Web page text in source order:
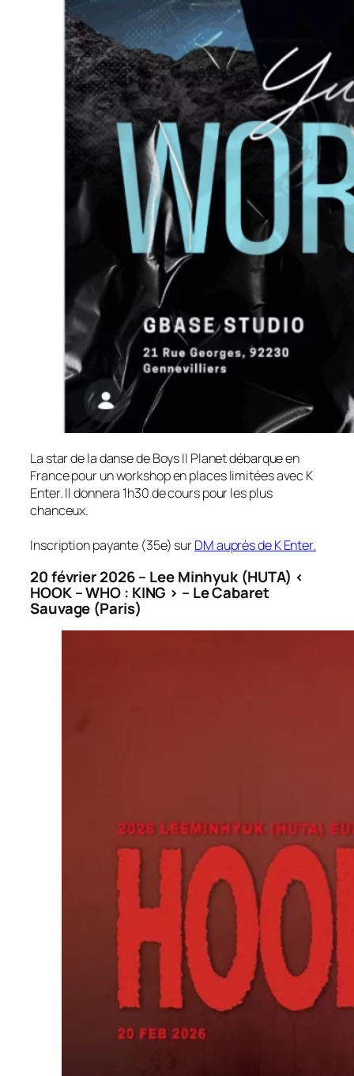
La star de la danse de Boys II Planet débarque en
France pour un workshop en places limitées avec K
Enter. Il donnera 1h30 de cours pour les plus
chanceux.
Inscription payante (35e) surDM auprès de K Enter.
20 février 2026 – Lee Minhyuk (HUTA) <
HOOK – WHO : KING > – Le Cabaret
Sauvage (Paris)